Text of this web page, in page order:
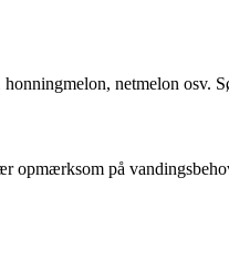
netmelon osv.
opmærksom på